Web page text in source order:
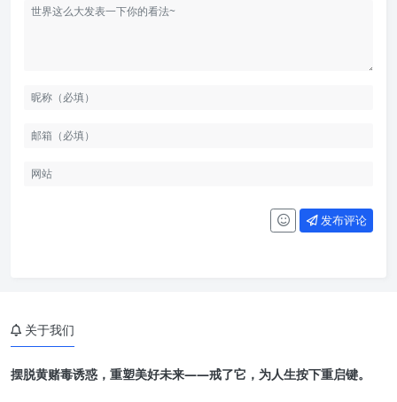
发布评论
关于我们
摆脱黄赌毒诱惑，重塑美好未来——戒了它，为人生按下重启键。